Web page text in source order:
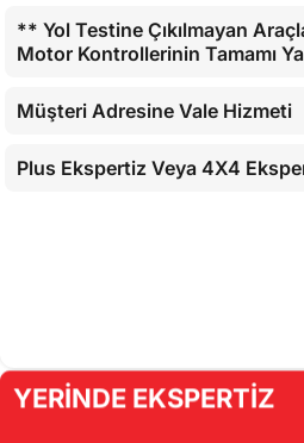
** Yol Testine Çıkılmayan
Motor Kontrollerinin Tamamı
Müşteri Adresine Vale Hizmeti
Plus Ekspertiz Veya 4X4
YERİNDE EKSPERTİZ